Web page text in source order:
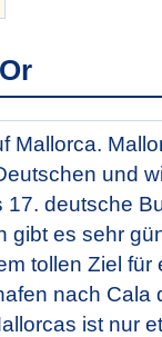
Mallorca.
und
17. deutsche
gibt es sehr
tollen Ziel für
nach Cala
ist nur